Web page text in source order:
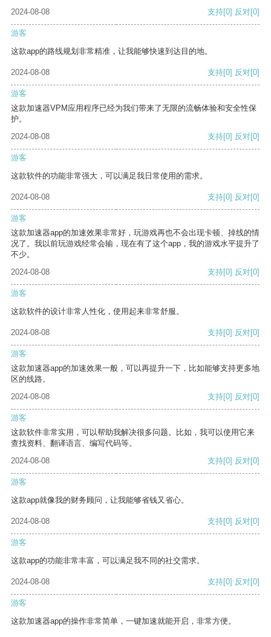
2024-08-08
支持[0] 反对[0]
游客
这款app的路线规划非常精准，让我能够快速到达目的地。
2024-08-08 支持[0] 反对[0]
游客
这款加速器VPM应用程序已经为我们带来了无限的流畅体验和安全性保
护。
2024-08-08
支持[0] 反对[0]
游客
这款软件的功能非常强大，可以满足我日常使用的需求。
2024-08-08 支持[0] 反对[0]
游客
这款加速器app的加速效果非常好，玩游戏再也不会出现卡顿、掉线的情
况了。我以前玩游戏经常会输，现在有了这个app，我的游戏水平提升了
不少。
2024-08-08
支持[0] 反对[0]
游客
这款软件的设计非常人性化，使用起来非常舒服。
2024-08-08 支持[0] 反对[0]
游客
这款加速器app的加速效果一般，可以再提升一下，比如能够支持更多地
区的线路。
2024-08-08
支持[0] 反对[0]
游客
这款软件非常实用，可以帮助我解决很多问题。比如，我可以使用它来
查找资料、翻译语言、编写代码等。
2024-08-08
支持[0] 反对[0]
游客
这款app就像我的财务顾问，让我能够省钱又省心。
2024-08-08 支持[0] 反对[0]
游客
这款app的功能非常丰富，可以满足我不同的社交需求。
2024-08-08 支持[0] 反对[0]
游客
这款加速器app的操作非常简单，一键加速就能开启，非常方便。